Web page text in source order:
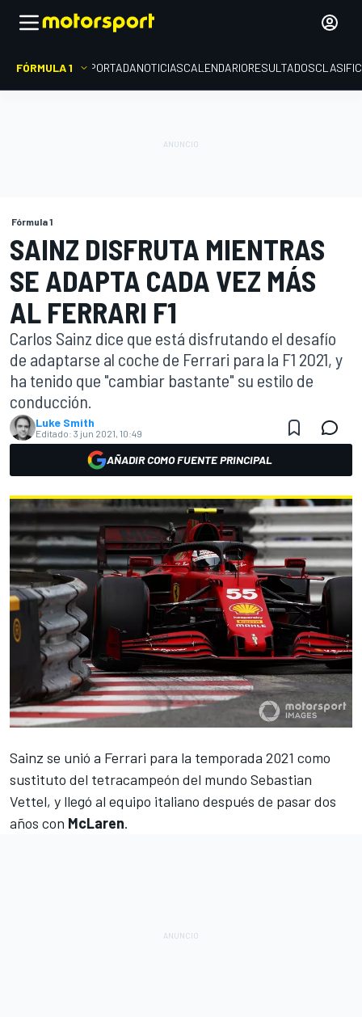
FÓRMULA 1 PORTADANOTICIASCALENDARIORESULTADOS
Fórmula 1
SAINZ DISFRUTA MIENTRAS
SE ADAPTA CADA VEZ MÁS
AL FERRARI F1
Carlos Sainz dice que está disfrutando el desafío
de adaptarse al coche de Ferrari para la F1 2021, y
ha tenido que "cambiar bastante" su estilo de
conducción.
Luke Smith
Editado: 3 jun 2021, 10:49
AÑADIR COMO FUENTE PRINCIPAL
Sainz se unió a Ferrari para la temporada 2021 como
sustituto del tetracampeón del mundo Sebastian
Vettel, y llegó al equipo italiano después de pasar dos
años con McLaren.